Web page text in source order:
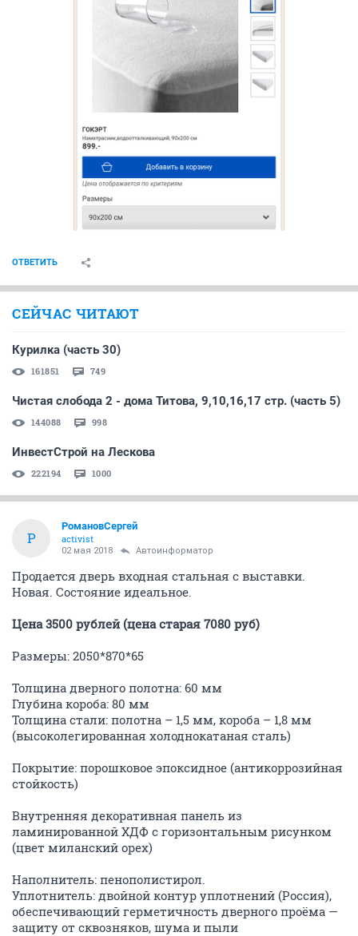
ОТВЕТИТЬ
СЕЙЧАС ЧИТАЮТ
Курилка (часть 30)
161851 749
Чистая слобода 2 - дома Титова, 9,10,16,17 стр. (часть 5)
144088 998
ИнвестСтрой на Лескова
222194 1000
Р
РомановСергей
activist
02 мая 2018 Автоинформатор
Продается дверь входная стальная с выставки.
Новая. Состояние идеальное.
Цена 3500 рублей (цена старая 7080 руб)
Размеры: 2050*870*65
Толщина дверного полотна: 60 мм
Глубина короба: 80 мм
Толщина стали: полотна – 1,5 мм, короба – 1,8 мм
(высоколегированная холоднокатаная сталь)
Покрытие: порошковое эпоксидное (антикоррозийная
стойкость)
Внутренняя декоративная панель из
ламинированной ХДФ с горизонтальным рисунком
(цвет миланский орех)
Наполнитель: пенополистирол.
Уплотнитель: двойной контур уплотнений (Россия),
обеспечивающий герметичность дверного проёма —
защиту от сквозняков, шума и пыли